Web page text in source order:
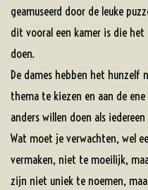
geamuseerd door de leuke
dit vooral een kamer is die
doen.
De dames hebben het
thema te kiezen en aan de
anders willen doen als iedereen
Wat moet je verwachten, wel
vermaken, niet te moeilijk,
zijn niet uniek te noemen,